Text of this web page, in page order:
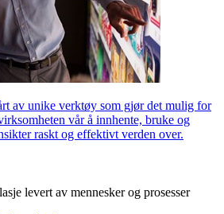
av unike verktøy som gjør det mulig for
vår å innhente, bruke og
raskt og effektivt verden over.
levert av mennesker og prosesser